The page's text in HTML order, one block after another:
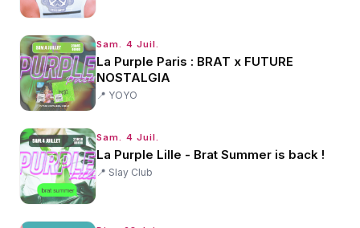
Sam. 4 Juil.
La Purple Paris : BRAT x FUTURE
NOSTALGIA
📍 YOYO
Sam. 4 Juil.
La Purple Lille - Brat Summer is back !
📍 Slay Club